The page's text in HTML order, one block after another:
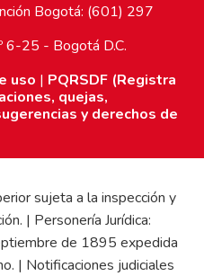
Bogotá: (601) 297
6-25 - Bogotá D.C.
uso | PQRSDF (Registra
quejas,
y derechos de
sujeta a la inspección y
| Personería Jurídica:
de 1895 expedida
| Notificaciones judiciales